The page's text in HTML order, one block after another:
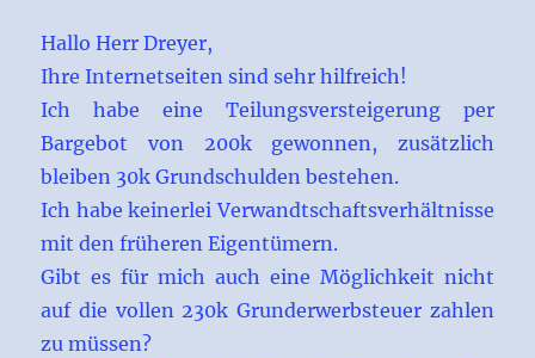
Hallo Herr Dreyer,
Ihre Internetseiten sind sehr hilfreich!
Ich habe eine Teilungsversteigerung per
Bargebot von 200k gewonnen, zusätzlich
bleiben 30k Grundschulden bestehen.
Ich habe keinerlei Verwandtschaftsverhältnisse
mit den früheren Eigentümern.
Gibt es für mich auch eine Möglichkeit nicht
auf die vollen 230k Grunderwerbsteuer zahlen
zu müssen?